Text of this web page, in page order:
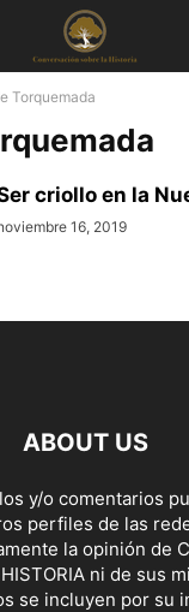
Torquemada
criollo en la
16, 2019
ABOUT US
y/o comentarios
perfiles de las
la opinión de
HISTORIA ni de sus
se incluyen por su